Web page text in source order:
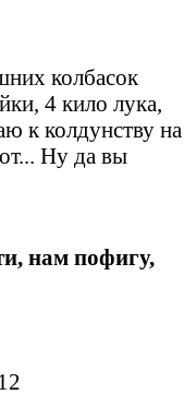
колбасок
4 кило лука,
к колдунству на
Ну да вы
нам пофигу,